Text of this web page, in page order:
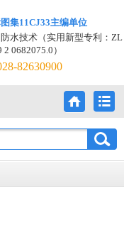
集11CJ33主编单位
水技术（实用新型专利：ZL
2 0682075.0）
82630900